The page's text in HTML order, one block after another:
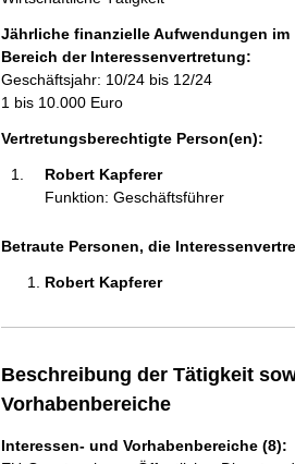
a
l
t
Jährliche finanzielle Aufwendungen im
Bereich der Interessenvertretung:
Geschäftsjahr: 10/24 bis 12/24
1 bis 10.000 Euro
Vertretungsberechtigte Person(en):
Robert Kapferer
Funktion: Geschäftsführer
Betraute Personen, die
Robert Kapferer
Beschreibung der Tätigkeit
Vorhabenbereiche
Interessen- und Vorhabenbereiche (8):